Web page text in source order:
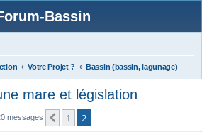
Bassin
Votre Projet ? Bassin (bassin, lagunage)
mare et législation
messages Précédente
1 2